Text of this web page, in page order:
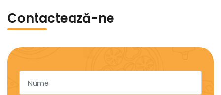
Contactează-ne
Nume